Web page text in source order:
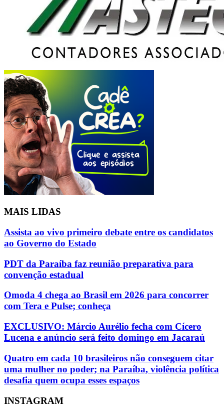
MAIS LIDAS
Assista ao vivo primeiro debate entre os candidatos
ao Governo do Estado
PDT da Paraíba faz reunião preparativa para
convenção estadual
Omoda 4 chega ao Brasil em 2026 para concorrer
com Tera e Pulse; conheça
EXCLUSIVO: Márcio Aurélio fecha com Cícero
Lucena e anúncio será feito domingo em Jacaraú
Quatro em cada 10 brasileiros não conseguem citar
uma mulher no poder; na Paraíba, violência política
desafia quem ocupa esses espaços
INSTAGRAM